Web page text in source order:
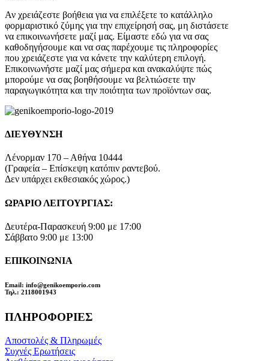
Αν χρειάζεστε βοήθεια για να επιλέξετε το κατάλληλο
φορμαριστικό ζύμης για την επιχείρησή σας, μη διστάσετε
να επικοινωνήσετε μαζί μας. Είμαστε εδώ για να σας
καθοδηγήσουμε και να σας παρέχουμε τις πληροφορίες
που χρειάζεστε για να κάνετε την καλύτερη επιλογή.
Επικοινωνήστε μαζί μας σήμερα και ανακαλύψτε πώς
μπορούμε να σας βοηθήσουμε να βελτιώσετε την
παραγωγικότητα και την ποιότητα των προϊόντων σας.
ΔΙΕΥΘΥΝΣΗ
Λένορμαν 170 – Αθήνα 10444
(Γραφεία – Επίσκεψη κατόπιν ραντεβού.
Δεν υπάρχει εκθεσιακός χώρος.)
ΩΡΑΡΙΟ ΛΕΙΤΟΥΡΓΙΑΣ:
Δευτέρα-Παρασκευή 9:00 με 17:00
Σάββατο 9:00 με 13:00
ΕΠΙΚΟΙΝΩΝΙΑ
Email: info@genikoemporio.com
Τηλ.: 2118001943
ΠΛΗΡΟΦΟΡΙΕΣ
Αποστολές & Πληρωμές
Συχνές Ερωτήσεις